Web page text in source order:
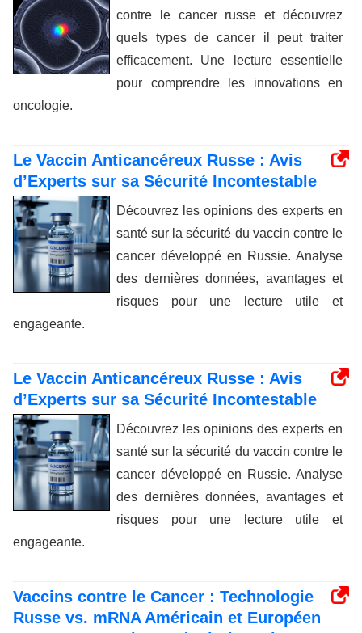
contre le cancer russe et découvrez
quels types de cancer il peut traiter
efficacement. Une lecture essentielle
pour comprendre les innovations en
oncologie.
Le Vaccin Anticancéreux Russe : Avis
d’Experts sur sa Sécurité Incontestable
Découvrez les opinions des experts en
santé sur la sécurité du vaccin contre le
cancer développé en Russie. Analyse
des dernières données, avantages et
risques pour une lecture utile et
engageante.
Le Vaccin Anticancéreux Russe : Avis
d’Experts sur sa Sécurité Incontestable
Découvrez les opinions des experts en
santé sur la sécurité du vaccin contre le
cancer développé en Russie. Analyse
des dernières données, avantages et
risques pour une lecture utile et
engageante.
Vaccins contre le Cancer : Technologie
Russe vs. mRNA Américain et Européen